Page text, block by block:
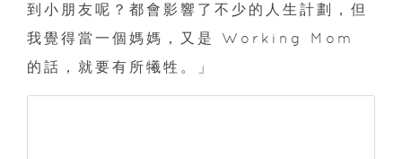
到小朋友呢？都會影響了不少的人生計劃，但
我覺得當一個媽媽，又是 Working Mom
的話，就要有所犧牲。」